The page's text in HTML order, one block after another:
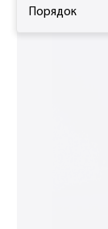
Порядок